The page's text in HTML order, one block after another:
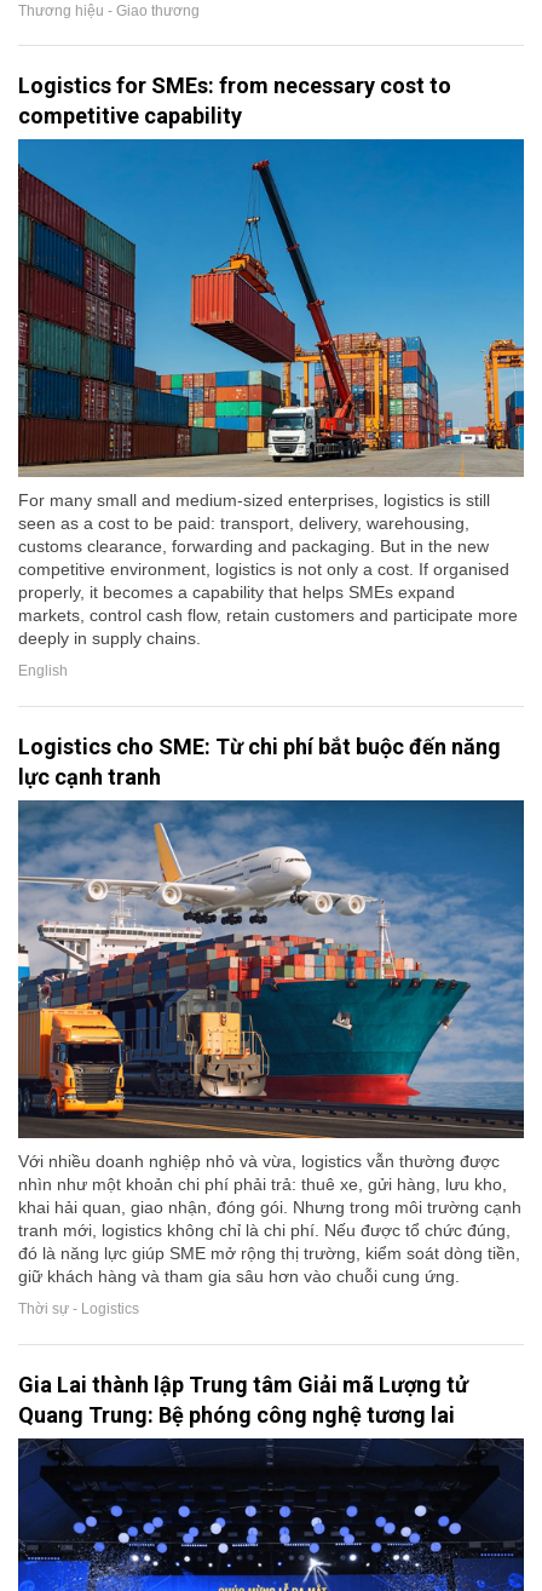
Thương hiệu - Giao thương
Logistics for SMEs: from necessary cost to
competitive capability
For many small and medium-sized enterprises, logistics is still
seen as a cost to be paid: transport, delivery, warehousing,
customs clearance, forwarding and packaging. But in the new
competitive environment, logistics is not only a cost. If organised
properly, it becomes a capability that helps SMEs expand
markets, control cash flow, retain customers and participate more
deeply in supply chains.
English
Logistics cho SME: Từ chi phí bắt buộc đến năng
lực cạnh tranh
Với nhiều doanh nghiệp nhỏ và vừa, logistics vẫn thường được
nhìn như một khoản chi phí phải trả: thuê xe, gửi hàng, lưu kho,
khai hải quan, giao nhận, đóng gói. Nhưng trong môi trường cạnh
tranh mới, logistics không chỉ là chi phí. Nếu được tổ chức đúng,
đó là năng lực giúp SME mở rộng thị trường, kiểm soát dòng tiền,
giữ khách hàng và tham gia sâu hơn vào chuỗi cung ứng.
Thời sự - Logistics
Gia Lai thành lập Trung tâm Giải mã Lượng tử
Quang Trung: Bệ phóng công nghệ tương lai